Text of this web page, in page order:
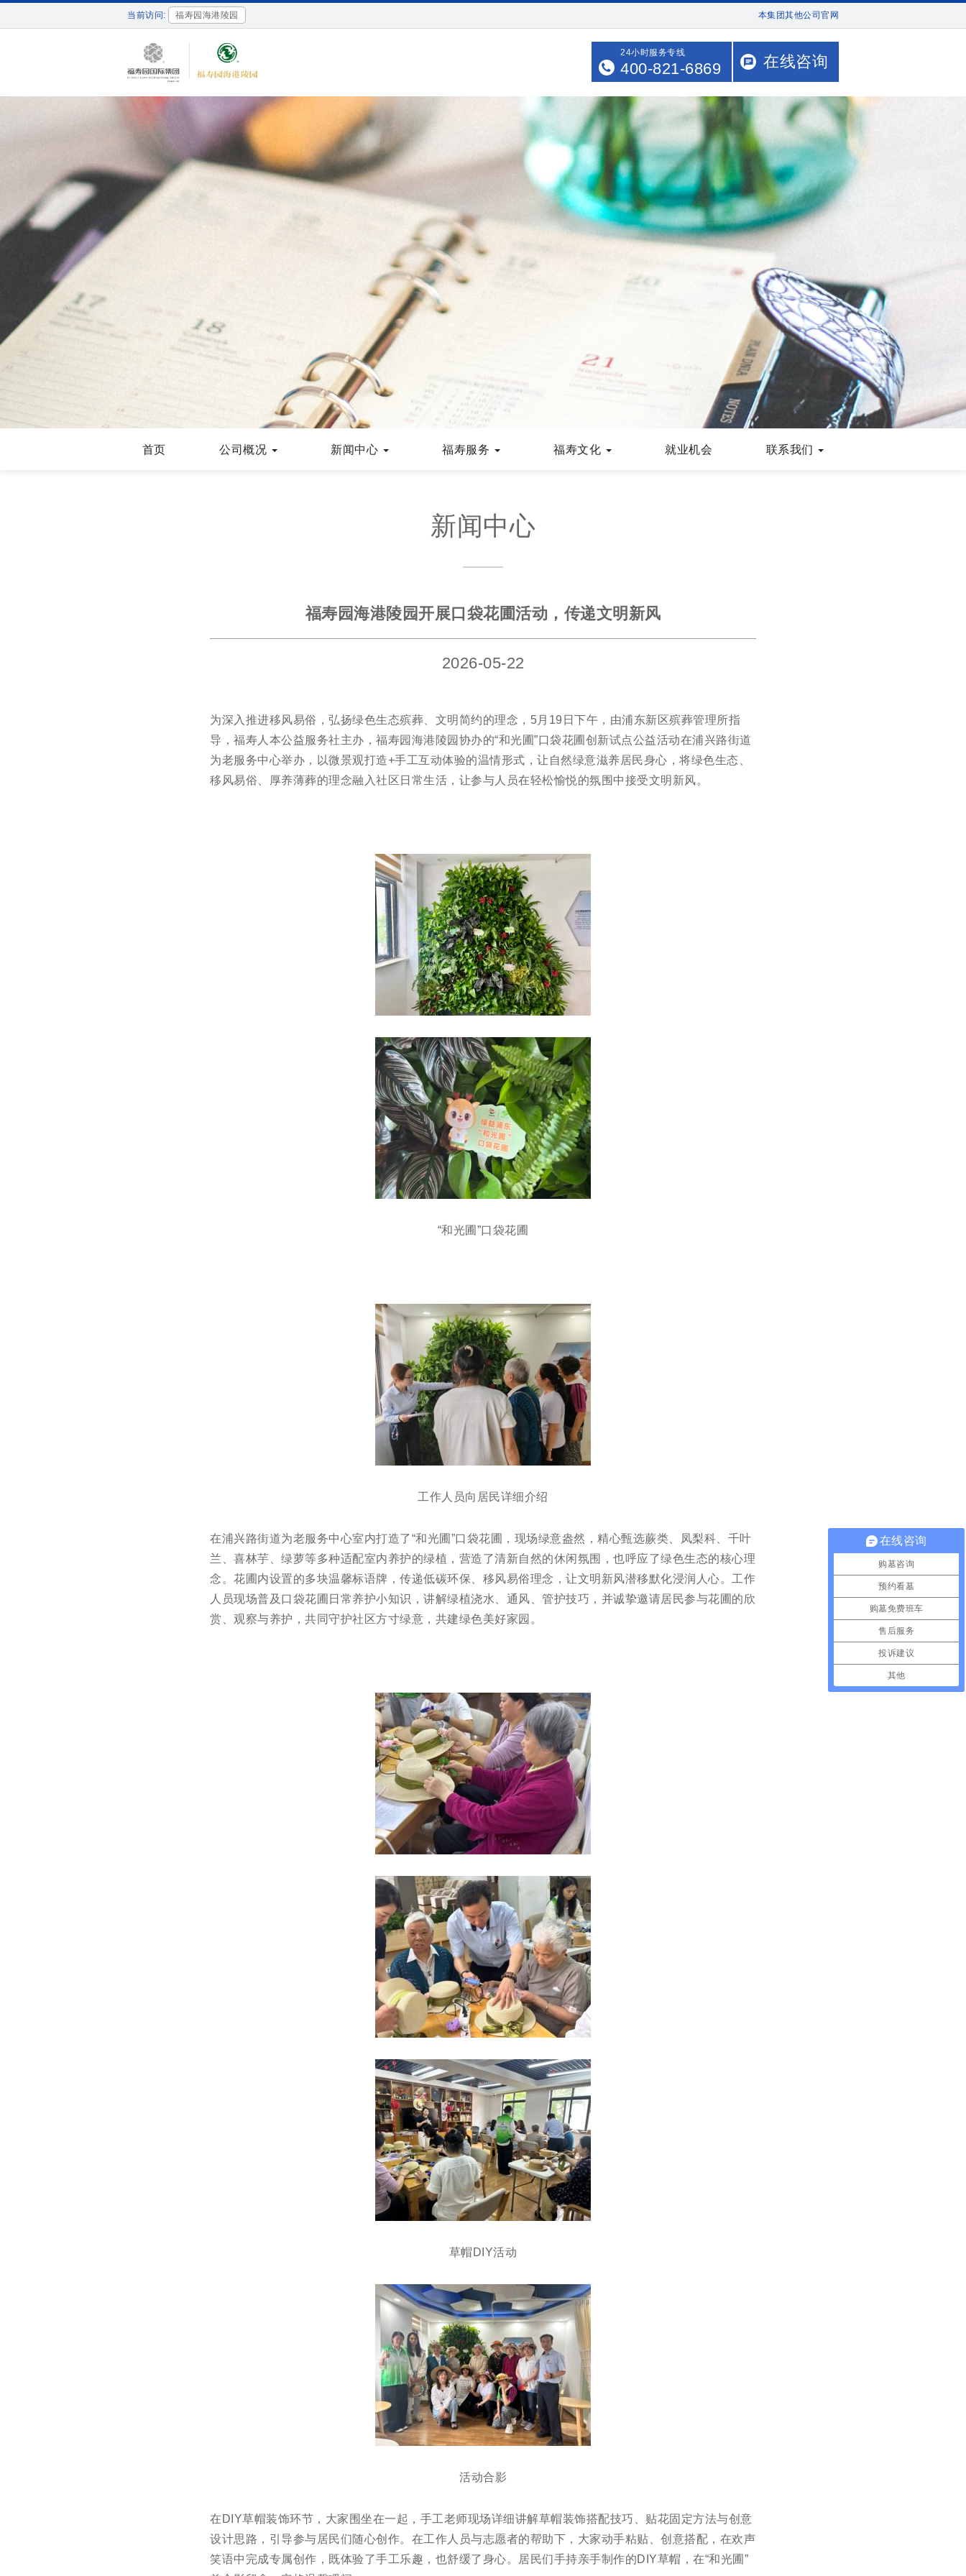
当前访问: 福寿园海港陵园 本集团其他公司官网
24小时服务专线
400-821-6869 在线咨询
首页 公司概况 新闻中心 福寿服务 福寿文化 就业机会 联系我们
新闻中心
福寿园海港陵园开展口袋花圃活动，传递文明新风
2026-05-22
为深入推进移风易俗，弘扬绿色生态殡葬、文明简约的理念，5月19日下午，由浦东新区殡葬管理所指
导，福寿人本公益服务社主办，福寿园海港陵园协办的“和光圃”口袋花圃创新试点公益活动在浦兴路街道
为老服务中心举办，以微景观打造+手工互动体验的温情形式，让自然绿意滋养居民身心，将绿色生态、
移风易俗、厚养薄葬的理念融入社区日常生活，让参与人员在轻松愉悦的氛围中接受文明新风。
“和光圃”口袋花圃
工作人员向居民详细介绍
在浦兴路街道为老服务中心室内打造了“和光圃”口袋花圃，现场绿意盎然，精心甄选蕨类、凤梨科、千叶
兰、喜林芋、绿萝等多种适配室内养护的绿植，营造了清新自然的休闲氛围，也呼应了绿色生态的核心理
念。花圃内设置的多块温馨标语牌，传递低碳环保、移风易俗理念，让文明新风潜移默化浸润人心。工作
人员现场普及口袋花圃日常养护小知识，讲解绿植浇水、通风、管护技巧，并诚挚邀请居民参与花圃的欣
赏、观察与养护，共同守护社区方寸绿意，共建绿色美好家园。
草帽DIY活动
活动合影
在DIY草帽装饰环节，大家围坐在一起，手工老师现场详细讲解草帽装饰搭配技巧、贴花固定方法与创意
设计思路，引导参与居民们随心创作。在工作人员与志愿者的帮助下，大家动手粘贴、创意搭配，在欢声
笑语中完成专属创作，既体验了手工乐趣，也舒缓了身心。居民们手持亲手制作的DIY草帽，在“和光圃”
在线咨询
购墓咨询
预约看墓
购墓免费班车
售后服务
投诉建议
其他